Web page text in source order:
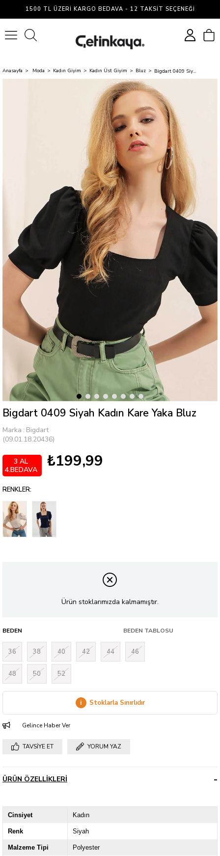
1500 TL ÜZERI KARGO BEDAVA - 12 TAKSIT SEÇENEĞI
Anasayfa Moda Kadın Giyim Kadın Üst Giyim Bluz Bigdart 0409 Siyah Kadın Kare Yaka Bluz
Bigdart 0409 Siyah Kadın Kare Yaka Bluz
Marka : Bigdart
(09.01.18.20436)
₺199,99
3 AL
4.BEDAVA
RENKLER:
Ürün stoklarımızda kalmamıştır.
BEDEN BEDEN TABLOSU
36 38 40 42 44 46
48 50 52
i Stoklarla Sınırlıdır
Gelince Haber Ver
TAVSIYE ET YORUM YAZ
ÜRÜN ÖZELLIKLERI
Cinsiyet Kadın
Renk Siyah
Malzeme Tipi Polyester